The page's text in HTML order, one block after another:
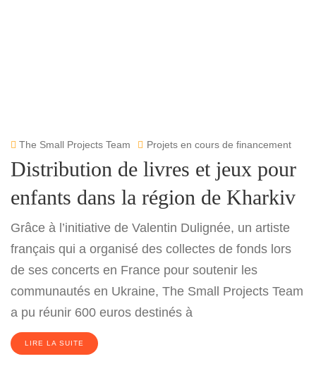
The Small Projects Team Projets en cours de financement
Distribution de livres et jeux pour
enfants dans la région de Kharkiv
Grâce à l’initiative de Valentin Dulignée, un artiste
français qui a organisé des collectes de fonds lors
de ses concerts en France pour soutenir les
communautés en Ukraine, The Small Projects Team
a pu réunir 600 euros destinés à
LIRE LA SUITE